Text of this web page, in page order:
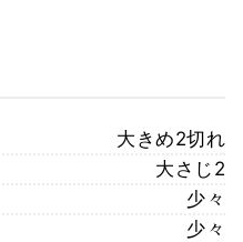
大きめ2切れ
大さじ2
少々
少々